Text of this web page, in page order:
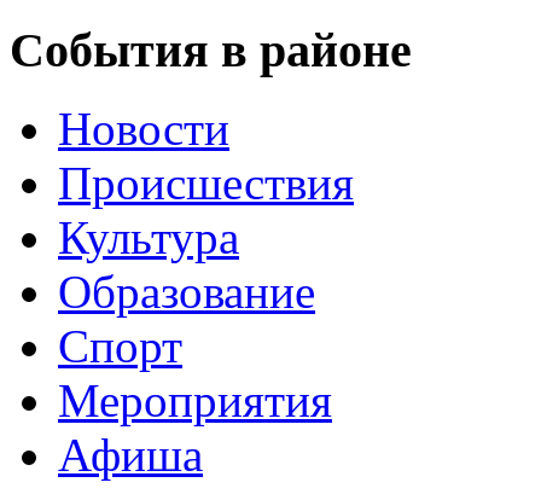
События в районе
Новости
Происшествия
Культура
Образование
Спорт
Мероприятия
Афиша